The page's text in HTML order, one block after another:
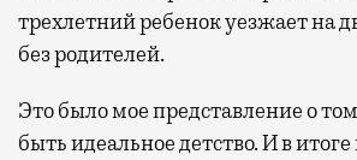
трехлетний ребенок уезжает на
без родителей.
Это было мое представление о
быть идеальное детство. И в